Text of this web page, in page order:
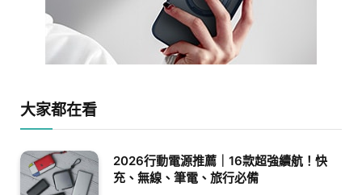
大家都在看
2026行動電源推薦｜16款超強續航！快
充、無線、筆電、旅行必備